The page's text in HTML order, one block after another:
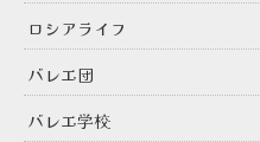
ロシアライフ
バレエ団
バレエ学校